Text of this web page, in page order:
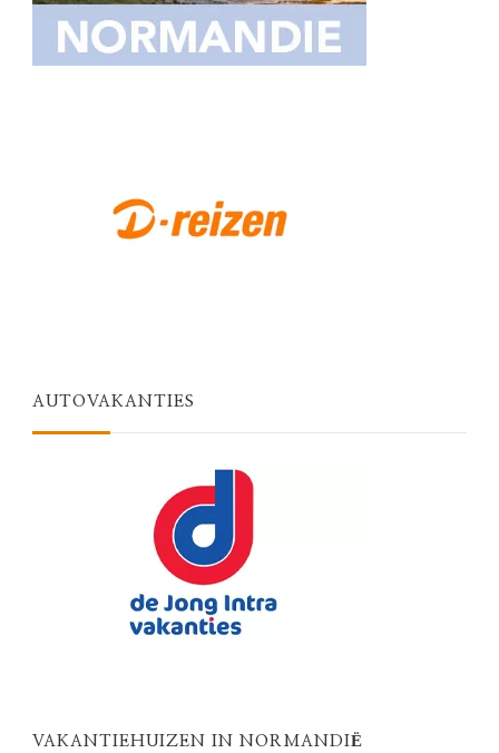
AUTOVAKANTIES
VAKANTIEHUIZEN IN NORMANDIË